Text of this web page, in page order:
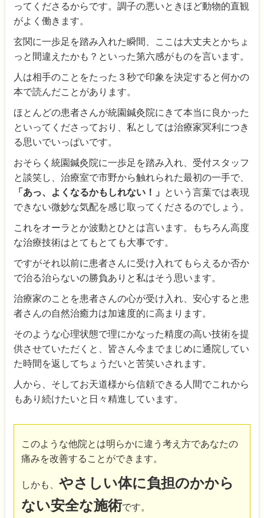
ってくださるからです。調子の悪いときほど動物的直観
がよく働きます。
玄関に一歩足を踏み入れた瞬間、ここは大丈夫とかちょ
っと間違えたかも？といった第六感がものを言います。
人は相手のことをたった３秒で印象を決定すると何かの
本で読んだことがあります。
ほとんどの患者さんが統園鍼灸院にきて本当に良かった
といってくださっており、私としては治療家冥利につき
る思いでいっぱいです。
おそらく統園鍼灸院に一歩足を踏み入れ、受付スタッフ
と談笑し、治療室で市野から触れられた最初の一手で、
「あっ、よくなるかもしれない！」
という言葉では表現
できない微妙な気配を感じ取ってくださるのでしょう。
これをオーラとか波動とひとは言います。もちろん高度
な治療技術はとてもとても大事です。
ですがそれ以前に患者さんに受け入れてもらえるか否か
で治る治らないの勝負ありと私はそう思います。
治療家のことを患者さんの心が受け入れ、安心すると患
者さんの自然治癒力は加速度的に高まります。
そのような心理状態で理にかなった精度の高い技術を提
供させていただくと、皆さん今までまじめに通院してい
た時間を返してちょうだいと苦笑いされます。
人から、そしてお天道様から信頼できる人間でこれから
もあり続けたいと日々精進しています。
このような他院とは明らかに違う考え方であなたの
痛みを改善することができます。
しかも、やさしい体に負担のかから
ない安全な施術です。